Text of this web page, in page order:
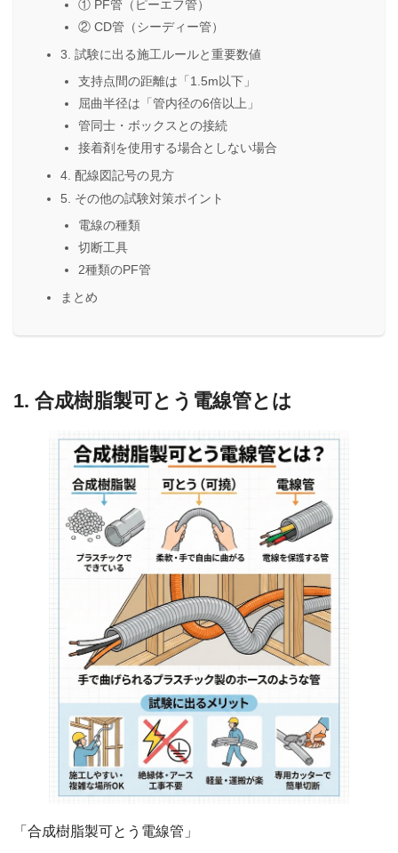
① PF管（ピーエフ管）
② CD管（シーディー管）
3. 試験に出る施工ルールと重要数値
支持点間の距離は「1.5m以下」
屈曲半径は「管内径の6倍以上」
管同士・ボックスとの接続
接着剤を使用する場合としない場合
4. 配線図記号の見方
5. その他の試験対策ポイント
電線の種類
切断工具
2種類のPF管
まとめ
1. 合成樹脂製可とう電線管とは
「合成樹脂製可とう電線管」